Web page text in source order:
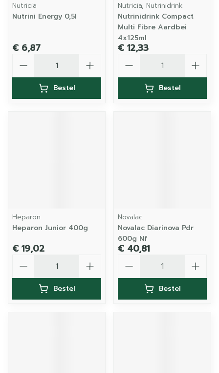
Nutricia
Nutrini Energy 0,5l
€ 6,87
Bestel
Nutricia, Nutrinidrink
Nutrinidrink Compact
Multi Fibre Aardbei
4x125ml
€ 12,33
Bestel
Heparon
Heparon Junior 400g
€ 19,02
Bestel
Novalac
Novalac Diarinova Pdr
600g Nf
€ 40,81
Bestel